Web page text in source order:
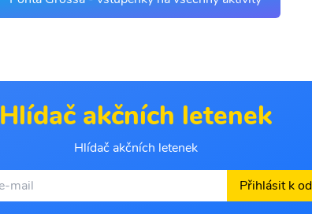
Hlídač akčních letenek
Hlídač akčních letenek
Přihlásit k